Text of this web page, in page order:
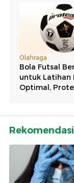
Rekomendasi